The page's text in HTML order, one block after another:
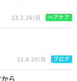
23.2.26/日 ヘアケア
22.6.20/月 ブログ
ら